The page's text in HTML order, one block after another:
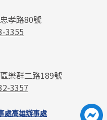
孝路80號
3355
樂群二路189號
3357
處高雄辦事處